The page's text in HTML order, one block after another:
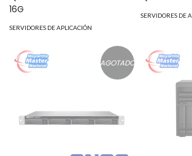
16G
SERVIDORES DE APLICACIÓN
SERVIDORES DE
AGOTADO